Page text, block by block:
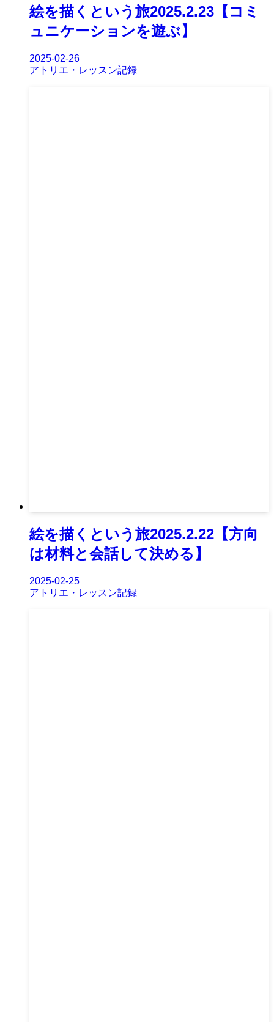
絵を描くという旅2025.2.23【コミ
ュニケーションを遊ぶ】
2025-02-26
アトリエ・レッスン記録
絵を描くという旅2025.2.22【方向
は材料と会話して決める】
2025-02-25
アトリエ・レッスン記録